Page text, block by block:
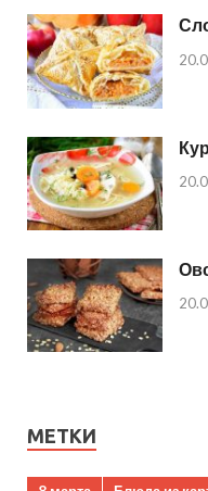
МЕТКИ